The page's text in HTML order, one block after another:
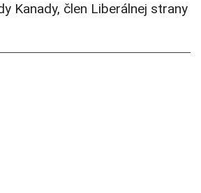
Kanady, člen Liberálnej strany